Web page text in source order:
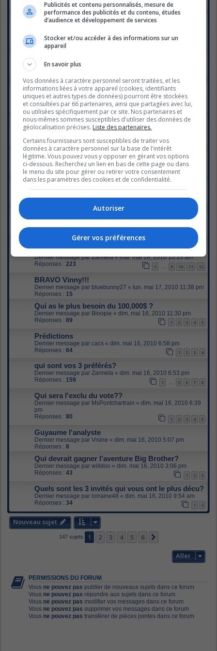
Réponses :7
Auriez-vous aimé voir Sandra plus longtemps
dans B&B?
Réponses : 20
Dernier message par
Réponses :27
Le sombrero d'immunité / le topic le plus inutile de
BBQ
Dernier message parx-superficial-x«mar. mai 25, 2010 6:36 pm
Réponses :13
BB, GALLA communication, Cegep Andre
Laurendeau
Réponses :9
Cotes d'écoutes
Dernier message parKarkwa3«jeu. mai 20, 2010 8:12 am
Réponses : 85 2
Josée...
Dernier message partoutite2010«mer. mai 19, 2010 7:16 pm
Réponses :61 1 2 3
La finale the BBQ
Dernier message parKalena«mar. mai 18, 2010 11:02 am
Réponses :23 1
La grenade (ou comment BBQ s'autodétruit
chaque semaine)
Dernier message parZarmela«mar. mai 18, 2010 10:33 am
Réponses : 223 1 9 10 11 12
BRAVO Vinny!!!
Dernier message par bluebunny27 « lun. mai 17, 2010 11:38 pm
Réponses : 15
Qui as le plus besoin du 100,000$ ?
Dernier message par Bloopie « dim. mai 16, 2010 11:30 pm
Réponses : 89 1 2 3 4 5
Prédictions
Dernier message par cacs « dim. mai 16, 2010 6:58 pm
Réponses : 64 1 2 3 4
qui sont vos 3 préférés?
Dernier message par Zarmela « dim. mai 16, 2010 6:53 pm
Réponses : 159 1 … 5 6 7 8
Qui sera l'exclu du vote??
Dernier message par MsPontchartrain « dim. mai 16, 2010 6:39
pm
Réponses : 80 1 2 3 4 5
Guyaume l'analyste
Dernier message par Visine « dim. mai 16, 2010 5:07 pm
Réponses : 8
Qui devrait gagner l'aventure Big Brother?
Dernier message par willdoo « dim. mai 16, 2010 3:06 pm
Réponses : 43 1 2 3
Quels sont les 3 invités qui vous ont le plus décu?
Dernier message par lorraine48 « dim. mai 16, 2010 9:54 am
Réponses : 34 1 2
Nouveau sujet
147 sujets 1 2 3 4 5 6
Aller
PERMISSIONS DU FORUM
Vous ne pouvez pas publier de nouveaux sujets dans ce forum
Vous ne pouvez pas répondre aux sujets dans ce forum
Vous ne pouvez pas modifier vos messages dans ce forum
Vous ne pouvez pas supprimer vos messages dans ce forum
Vous ne pouvez pas transférer de pièces jointes dans ce forum
Publicités et contenu personnalisés, mesure de
performance des publicités et du contenu, études
d’audience et développement de services
Stocker et/ou accéder à des informations sur un
appareil
En savoir plus
Vos données à caractère personnel seront traitées, et les
informations liées à votre appareil (cookies, identifiants
uniques et autres types de données) pourront être stockées
et consultées par 66 partenaires, ainsi que partagées avec lui,
ou utilisées spécifiquement par ce site. Nos partenaires et
nous-mêmes sommes susceptibles d'utiliser des données de
géolocalisation précises. Liste des partenaires.
Certains fournisseurs sont susceptibles de traiter vos
données à caractère personnel sur la base de l'intérêt
légitime. Vous pouvez vous y opposer en gérant vos options
ci-dessous. Recherchez un lien en bas de cette page ou dans
le menu du site pour gérer ou retirer votre consentement
dans les paramètres des cookies et de confidentialité.
Autoriser
Gérer vos préférences